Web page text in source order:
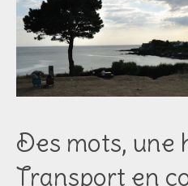
Des mots, une
Transport en